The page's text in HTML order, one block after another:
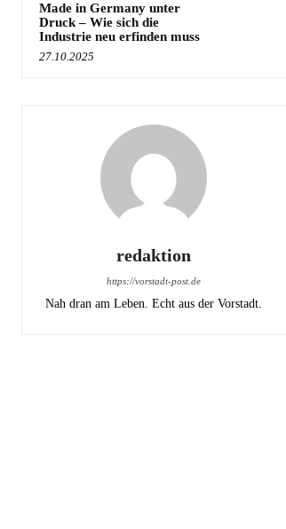
Made in Germany unter
Druck – Wie sich die
Industrie neu erfinden muss
27.10.2025
redaktion
https://vorstadt-post.de
Nah dran am Leben. Echt aus der Vorstadt.